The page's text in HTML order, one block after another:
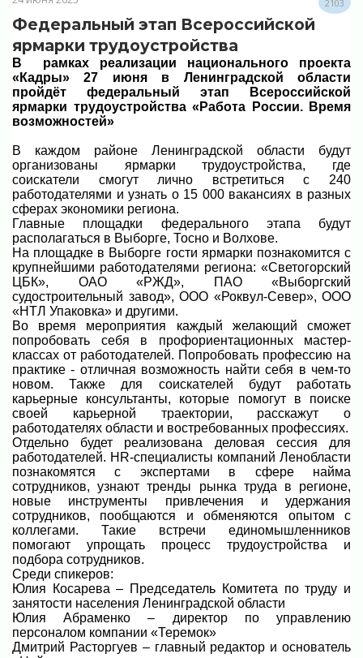
2103
Федеральный этап Всероссийской
ярмарки трудоустройства
В рамках реализации национального проекта
«Кадры»
27 июня в Ленинградской области
пройдёт федеральный этап Всероссийской
ярмарки трудоустройства «Работа России. Время
возможностей»
В каждом районе Ленинградской области будут
организованы ярмарки трудоустройства, где
соискатели смогут лично встретиться с 240
работодателями и узнать о 15 000 вакансиях в разных
сферах экономики региона.
Главные площадки федерального этапа будут
располагаться в Выборге, Тосно и Волхове.
На площадке в Выборге гости ярмарки познакомится с
крупнейшими работодателями региона: «Светогорский
ЦБК», ОАО «РЖД», ПАО «Выборгский
судостроительный завод», ООО «Роквул-Север», ООО
«НТЛ Упаковка» и другими.
Во время мероприятия каждый желающий сможет
попробовать себя в профориентационных мастер-
классах от работодателей. Попробовать профессию на
практике - отличная возможность найти себя в чем-то
новом. Также для соискателей будут работать
карьерные консультанты, которые помогут в поиске
своей карьерной траектории, расскажут о
работодателях области и востребованных профессиях.
Отдельно будет реализована деловая сессия для
работодателей. HR-специалисты компаний Ленобласти
познакомятся с экспертами в сфере найма
сотрудников, узнают тренды рынка труда в регионе,
новые инструменты привлечения и удержания
сотрудников, пообщаются и обменяются опытом с
коллегами. Такие встречи единомышленников
помогают упрощать процесс трудоустройства и
подбора сотрудников.
Среди спикеров:
Юлия Косарева – Председатель Комитета по труду и
занятости населения Ленинградской области
Юлия Абраменко – директор по управлению
персоналом компании «Теремок»
Дмитрий Расторгуев – главный редактор и основатель